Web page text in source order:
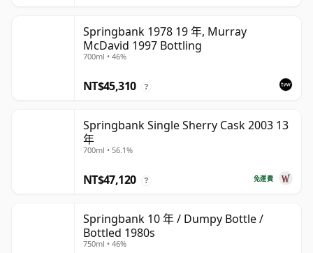
Springbank 1978 19 年, Murray
McDavid 1997 Bottling
700ml • 46%
NT$45,310 ?
Springbank Single Sherry Cask 2003 13
年
700ml • 56.1%
免運費
NT$47,120 ?
Springbank 10 年 / Dumpy Bottle /
Bottled 1980s
750ml • 46%